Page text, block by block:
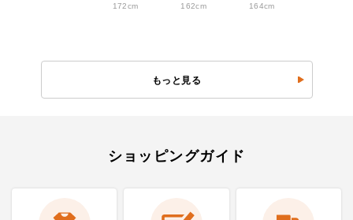
172cm
162cm
164cm
もっと見る
ショッピングガイド